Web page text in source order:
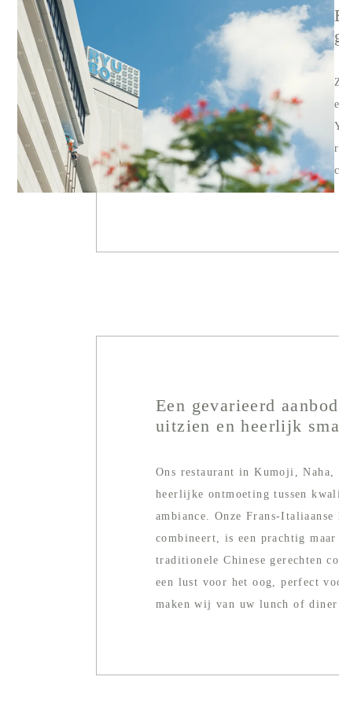
Een gevarieerd
uitzien en heerlijk
Ons restaurant in Kumoji,
heerlijke ontmoeting tussen
ambiance. Onze Frans-
combineert, is een prachtig
traditionele Chinese gerechten
een lust voor het oog, perfect
maken wij van uw lunch of diner